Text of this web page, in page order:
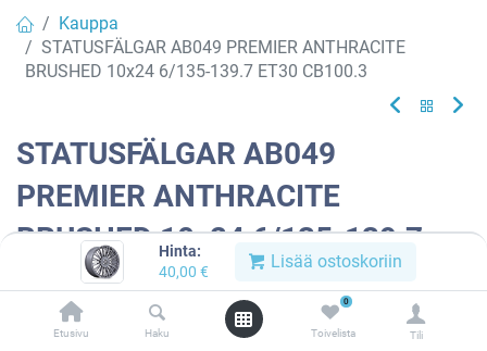
Hinta:
40,00 € Lisää ostoskoriin
Etusivu Haku
0
Toivelista Tili
Kauppa
STATUSFÄLGAR AB049 PREMIER ANTHRACITE
BRUSHED 10x24 6/135-139.7 ET30 CB100.3
STATUSFÄLGAR AB049
PREMIER ANTHRACITE
BRUSHED 10x24 6/135-139.7
ET30 CB100.3
Tuotekoodi: